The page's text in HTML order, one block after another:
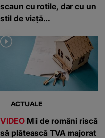
scaun cu rotile, dar cu un
stil de viață
ACTUALE
VIDEO Mii de români riscă
să plătească TVA majorat